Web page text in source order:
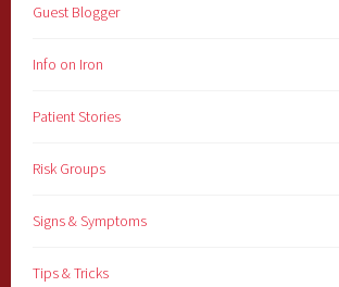
Guest Blogger
Info on Iron
Patient Stories
Risk Groups
Signs & Symptoms
Tips & Tricks